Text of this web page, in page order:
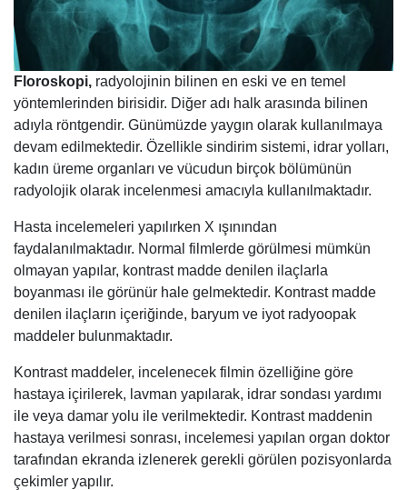
Floroskopi, radyolojinin bilinen en eski ve en temel
yöntemlerinden birisidir. Diğer adı halk arasında bilinen
adıyla röntgendir. Günümüzde yaygın olarak kullanılmaya
devam edilmektedir. Özellikle sindirim sistemi, idrar yolları,
kadın üreme organları ve vücudun birçok bölümünün
radyolojik olarak incelenmesi amacıyla kullanılmaktadır.
Hasta incelemeleri yapılırken X ışınından
faydalanılmaktadır. Normal filmlerde görülmesi mümkün
olmayan yapılar, kontrast madde denilen ilaçlarla
boyanması ile görünür hale gelmektedir. Kontrast madde
denilen ilaçların içeriğinde, baryum ve iyot radyoopak
maddeler bulunmaktadır.
Kontrast maddeler, incelenecek filmin özelliğine göre
hastaya içirilerek, lavman yapılarak, idrar sondası yardımı
ile veya damar yolu ile verilmektedir. Kontrast maddenin
hastaya verilmesi sonrası, incelemesi yapılan organ doktor
tarafından ekranda izlenerek gerekli görülen pozisyonlarda
çekimler yapılır.